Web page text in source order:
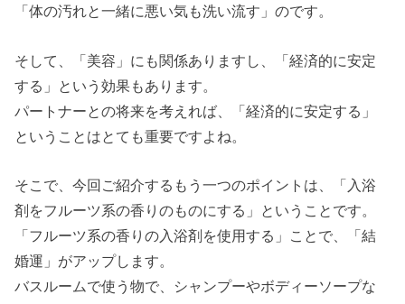
「体の汚れと一緒に悪い気も洗い流す」のです。
そして、「美容」にも関係ありますし、「経済的に安定
する」という効果もあります。
パートナーとの将来を考えれば、「経済的に安定する」
ということはとても重要ですよね。
そこで、今回ご紹介するもう一つのポイントは、「入浴
剤をフルーツ系の香りのものにする」ということです。
「フルーツ系の香りの入浴剤を使用する」ことで、「結
婚運」がアップします。
バスルームで使う物で、シャンプーやボディーソープな